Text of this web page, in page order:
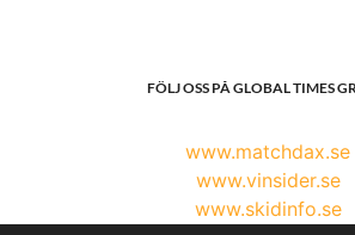
FÖLJ OSS PÅ GLOBAL TIMES
www.matchdax.se
www.vinsider.se
www.skidinfo.se